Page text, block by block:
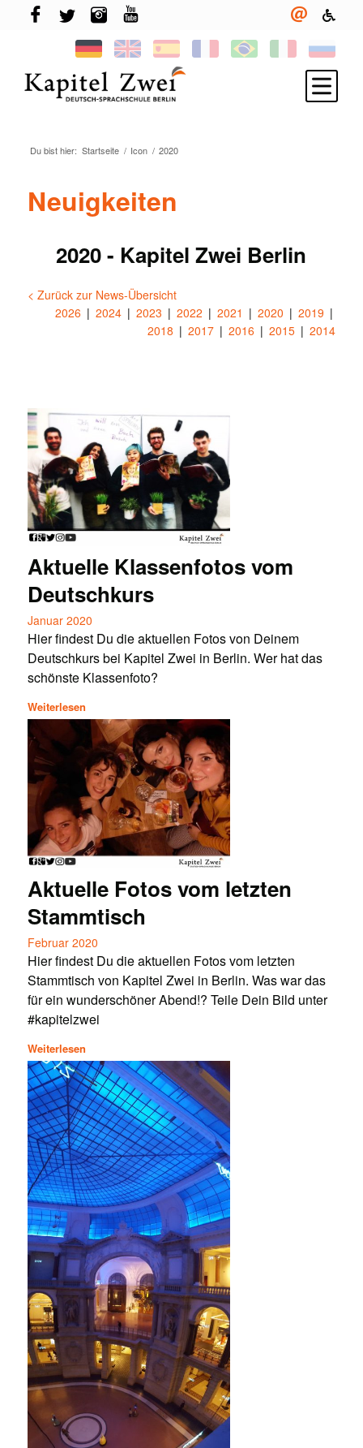
Melde Dich an
Deutsch lernen
TELC & TestDaF
Leben in Berlin
Neuigkeiten
Du bist hier: Startseite / Icon / 2020
Neuigkeiten
2020 - Kapitel Zwei Berlin
< Zurück zur News-Übersicht
2026
2024 2023 2022 2021 2020
2019
2018
2017 2016 2015 2014
Aktuelle Klassenfotos vom
Deutschkurs
Januar 2020
Hier findest Du die aktuellen Fotos von Deinem
Deutschkurs bei Kapitel Zwei in Berlin. Wer hat das
schönste Klassenfoto?
Weiterlesen
Aktuelle Fotos vom letzten
Stammtisch
Februar 2020
Hier findest Du die aktuellen Fotos vom letzten
Stammtisch von Kapitel Zwei in Berlin. Was war das
für ein wunderschöner Abend!? Teile Dein Bild unter
#kapitelzwei
Weiterlesen